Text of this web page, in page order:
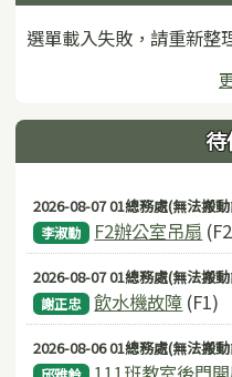
選單載入失敗，請重新整
待
2026-08-07 01總務處(無法搬
李淑勤 F2辦公室吊扇
2026-08-07 01總務處(無法搬
謝正忠 飲水機故障 (F1)
2026-08-06 01總務處(無法搬